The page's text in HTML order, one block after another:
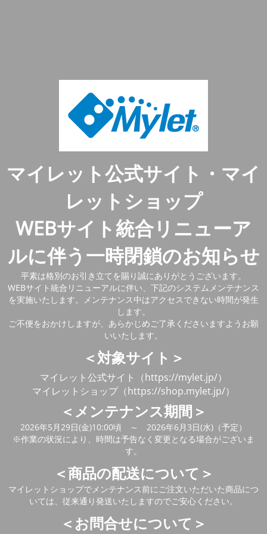
マイレット公式サイト・マイ
レットショップ
WEBサイト統合リニューア
ルに伴う一時閉鎖のお知らせ
平素は格別のお引き立てを賜り誠にありがとうございます。
WEBサイト統合リニューアルに伴い、下記のシステムメンテナンス
を実施いたします。メンテナンス中はアクセスできない時間が発生
します。
ご不便をおかけしますが、あらかじめご了承くださいますようお願
いいたします。
＜対象サイト＞
マイレット公式サイト（https://mylet.jp/）
マイレットショップ（https://shop.mylet.jp/）
＜メンテナンス期間＞
2026年5月29日(金)10:00頃 ～ 2026年6月3日(水)（予定）
※作業の状況により、時間は予告なく変更となる場合がございま
す。
＜商品の配送について＞
マイレットショップでメンテナンス前にご注文いただいた商品につ
いては、従来通り発送いたしますのでご安心ください。
＜お問合せについて＞